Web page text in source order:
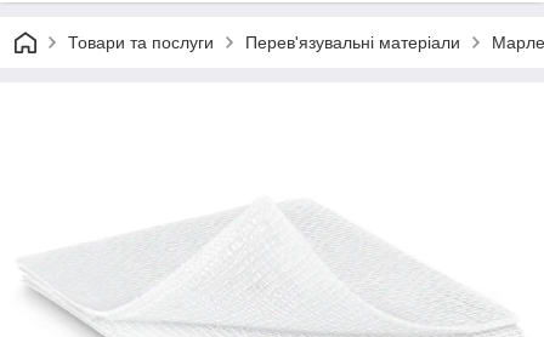
Товари та послуги Перев'язувальні матеріали